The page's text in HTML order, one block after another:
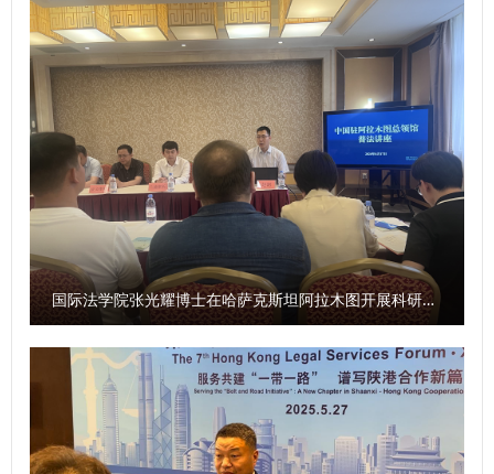
卷。2021年底完成换届后，各项工作高效推进。学术上修
订“马工程刑法学教材”，连续举办五届实务刑法论坛，第五期
在线参与达65万人，推动刑法学自主知识体系构建。立法司法
层面，为刑法修正案（十二）草案建言，针对醉驾、帮信罪等
提出建议获司法机关采纳，相关调研报告获中央领导批示。国
际上与韩、德等国深化刑法研讨，国内以高铭暄学术馆为平台
搭建交流桥梁，为推进中国式现代化刑事法治建设提供有力支
撑。（高博） 【政法新闻网】中国刑法学研究会2025年全国
年会在西安召开https://www.xbfzb.com/2025-
11/25/content_11424286.html 【中国日报网】中国刑法学
研究会2025年全国年会在西安召开 共探刑法保障新路径
https://shx.chinadaily.com.cn/a/202511/25/WS69251f7ca
310942cc4993296.html 【科学网】中国刑法学研究会2025
年全国年会在西安召开
https://news.sciencenet.cn/htmlnews/2025/11/555839.sht
国际法学院张光耀博士在哈萨克斯坦阿拉木图开展科研与社会服务活动